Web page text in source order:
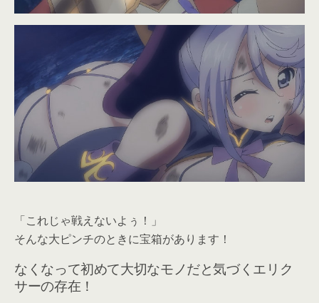
「これじゃ戦えないよぅ！」
そんな大ピンチのときに宝箱があります！
なくなって初めて大切なモノだと気づくエリク
サーの存在！